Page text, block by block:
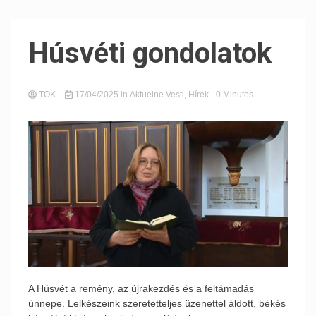
Húsvéti gondolatok
TOK 17/04/2025 in Aktuelne Vesti, Hírek - 0 Minutes
A Húsvét a remény, az újrakezdés és a feltámadás
ünnepe. Lelkészeink szeretetteljes üzenettel áldott, békés